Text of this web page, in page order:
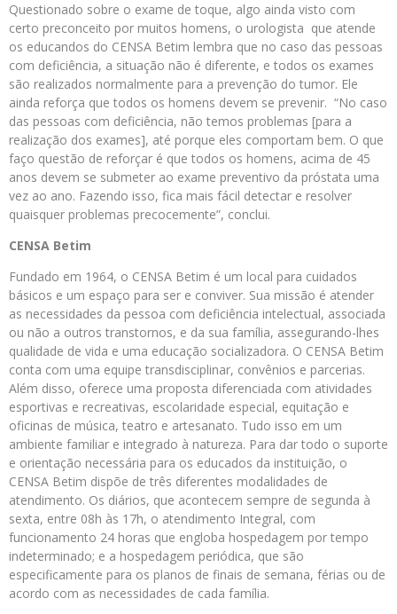
Questionado sobre o exame de toque, algo ainda visto com
certo preconceito por muitos homens, o urologista que atende
os educandos do CENSA Betim lembra que no caso das pessoas
com deficiência, a situação não é diferente, e todos os exames
são realizados normalmente para a prevenção do tumor. Ele
ainda reforça que todos os homens devem se prevenir. “No caso
das pessoas com deficiência, não temos problemas [para a
realização dos exames], até porque eles comportam bem. O que
faço questão de reforçar é que todos os homens, acima de 45
anos devem se submeter ao exame preventivo da próstata uma
vez ao ano. Fazendo isso, fica mais fácil detectar e resolver
quaisquer problemas precocemente”, conclui.
CENSA Betim
Fundado em 1964, o CENSA Betim é um local para cuidados
básicos e um espaço para ser e conviver. Sua missão é atender
as necessidades da pessoa com deficiência intelectual, associada
ou não a outros transtornos, e da sua família, assegurando-lhes
qualidade de vida e uma educação socializadora. O CENSA Betim
conta com uma equipe transdisciplinar, convênios e parcerias.
Além disso, oferece uma proposta diferenciada com atividades
esportivas e recreativas, escolaridade especial, equitação e
oficinas de música, teatro e artesanato. Tudo isso em um
ambiente familiar e integrado à natureza. Para dar todo o suporte
e orientação necessária para os educados da instituição, o
CENSA Betim dispõe de três diferentes modalidades de
atendimento. Os diários, que acontecem sempre de segunda à
sexta, entre 08h às 17h, o atendimento Integral, com
funcionamento 24 horas que engloba hospedagem por tempo
indeterminado; e a hospedagem periódica, que são
especificamente para os planos de finais de semana, férias ou de
acordo com as necessidades de cada família.